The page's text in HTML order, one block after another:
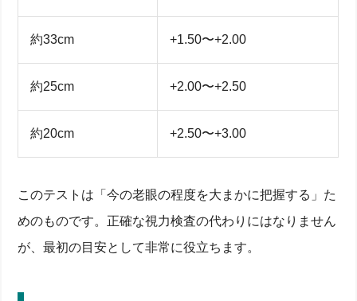
約33cm +1.50〜+2.00
約25cm +2.00〜+2.50
約20cm +2.50〜+3.00
このテストは「今の老眼の程度を大まかに把握する」た
めのものです。正確な視力検査の代わりにはなりません
が、最初の目安として非常に役立ちます。